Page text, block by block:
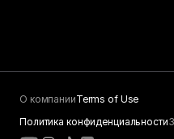
О компанииTerms of Use
Политика конфиденциальности